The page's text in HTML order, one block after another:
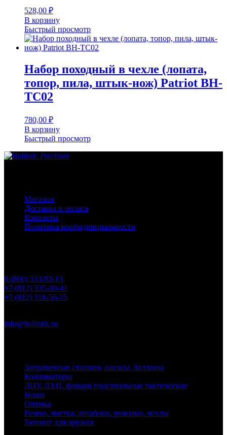
528,00 ₽
В корзину
Быстрый просмотр
Набор походный в чехле (лопата,
топор, пила, штык-нож) Patriot BH-
TC02
780,00 ₽
В корзину
Быстрый просмотр
Магазин
Доставка и оплата
Контакты
Политика конфиденциальности
8 (800) 333-92-13
+7 (812) 335-00-41
+7 (812) 318-56-55
info@ballistik.su
Заправочные станции, насосы, баллоны
Коллиматоры
ЛЦУ, ЛХП, фонари подствольные тактические
Ножи
Оптика
Ремни, чистка, антабаки, рюкзаки, чехлы
Тюнинг для оружия